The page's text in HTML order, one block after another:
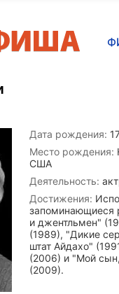
Дата рождения:
Место рождения:
США
Деятельность:
Достижения:
запоминающиеся
и джентльмен"
(1989), "Дикие
штат Айдахо"
(2006) и "Мой
(2009).